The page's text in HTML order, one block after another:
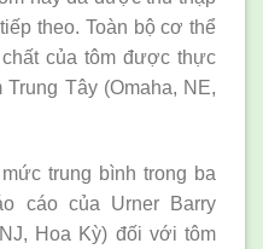
theo. Toàn bộ cơ thể
của tôm được thực
Tây (Omaha, NE,
trung bình trong ba
cáo của Urner Barry
Hoa Kỳ) đối với tôm